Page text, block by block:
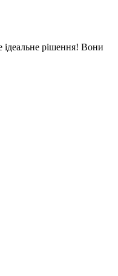
ідеальне рішення! Вони